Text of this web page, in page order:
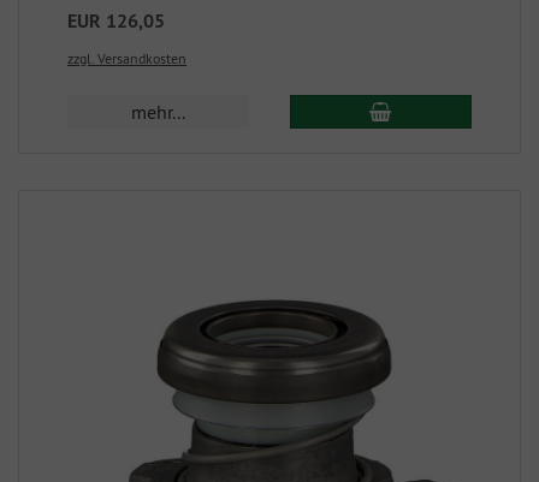
EUR 126,05
zzgl. Versandkosten
mehr...